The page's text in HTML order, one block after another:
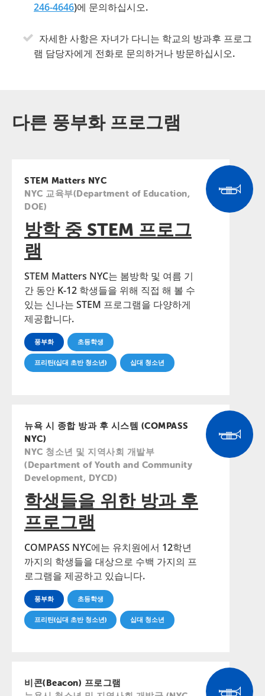
246-4646)에 문의하십시오.
자세한 사항은 자녀가 다니는 학교의 방과후 프로그
램 담당자에게 전화로 문의하거나 방문하십시오.
다른 풍부화 프로그램
STEM Matters NYC
NYC 교육부(Department of Education,
DOE)
방학 중 STEM 프로그
램
STEM Matters NYC는 봄방학 및 여름 기
간 동안 K-12 학생들을 위해 직접 해 볼 수
있는 신나는 STEM 프로그램을 다양하게
제공합니다.
풍부화 초등학생
프리틴(십대 초반 청소년) 십대 청소년
뉴욕 시 종합 방과 후 시스템 (COMPASS
NYC)
NYC 청소년 및 지역사회 개발부
(Department of Youth and Community
Development, DYCD)
학생들을 위한 방과 후
프로그램
COMPASS NYC에는 유치원에서 12학년
까지의 학생들을 대상으로 수백 가지의 프
로그램을 제공하고 있습니다.
풍부화 초등학생
프리틴(십대 초반 청소년) 십대 청소년
비콘(Beacon) 프로그램